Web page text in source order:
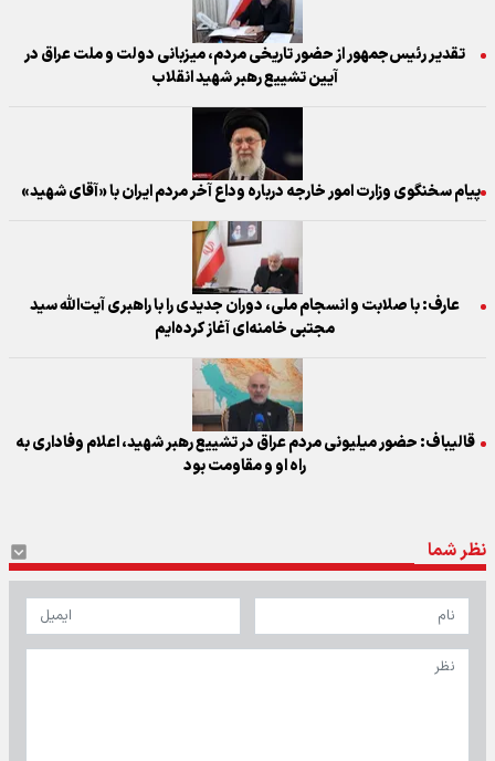
تقدیر رئیس‌جمهور از حضور تاریخی مردم، میزبانی دولت و ملت عراق در
آیین تشییع رهبر شهید انقلاب
پیام سخنگوی وزارت امور خارجه درباره وداع آخر مردم ایران با «آقای شهید»
عارف: با صلابت و انسجام ملی، دوران جدیدی را با راهبری آیت‌الله سید
مجتبی خامنه‌ای آغاز کرده‌ایم
قالیباف: حضور میلیونی مردم عراق در تشییع رهبر شهید، اعلام وفاداری به
راه او و مقاومت بود
نظر شما